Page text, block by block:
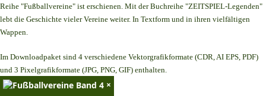
Reihe "Fußballvereine" ist erschienen. Mit der Buchreihe "ZEITSPIEL-Legenden"
lebt die Geschichte vieler Vereine weiter. In Textform und in ihren vielfältigen
Wappen.
Im Downloadpaket sind 4 verschiedene Vektorgrafikformate (CDR, AI EPS, PDF)
und 3 Pixelgrafikformate (JPG, PNG, GIF) enthalten.
×